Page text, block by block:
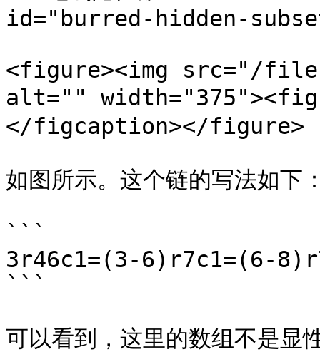
id="burred-hidden-
<figure><img src="/files/
alt=""
</figcaption></figure>
如图所示。这个链的写法如下
```
3r46c1=(3-6)r7c1=(6-
```
可以看到，这里的数组不是